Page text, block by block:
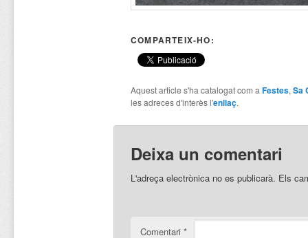
COMPARTEIX-HO:
Aquest article s'ha catalogat com a Festes, Sa
les adreces d'interès l'enllaç.
Deixa un comentari
L'adreça electrònica no es publicarà. Els
Comentari *